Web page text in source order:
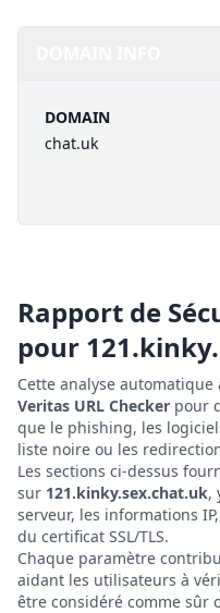
DOMAIN
chat.uk
Rapport de
pour
Cette analyse automatique
Veritas URL Checker pour
que le phishing, les
liste noire ou les
Les sections ci-dessus
sur 121.kinky.sex.chat.uk,
serveur, les informations
du certificat SSL/TLS.
Chaque paramètre
aidant les utilisateurs à
être considéré comme sûr